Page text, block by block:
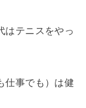
はテニスをやっ
仕事でも）は健